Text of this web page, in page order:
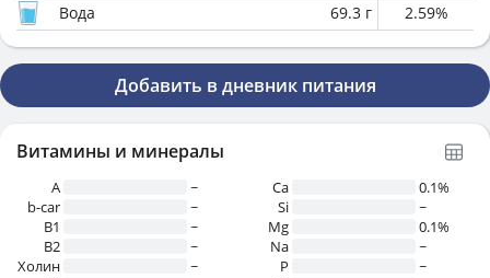
Вода
69.3 г 2.59%
Добавить в дневник питания
Витамины и минералы
A
~
b-car
~
В1
~
B2
~
Холин
~
Ca
0.1%
Si
~
Mg
0.1%
Na
~
P
~